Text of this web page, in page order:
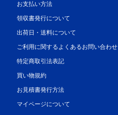
お支払い方法
領収書発行について
出荷日・送料について
ご利用に関するよくあるお問い合わせ
特定商取引法表記
買い物規約
お見積書発行方法
マイページについて